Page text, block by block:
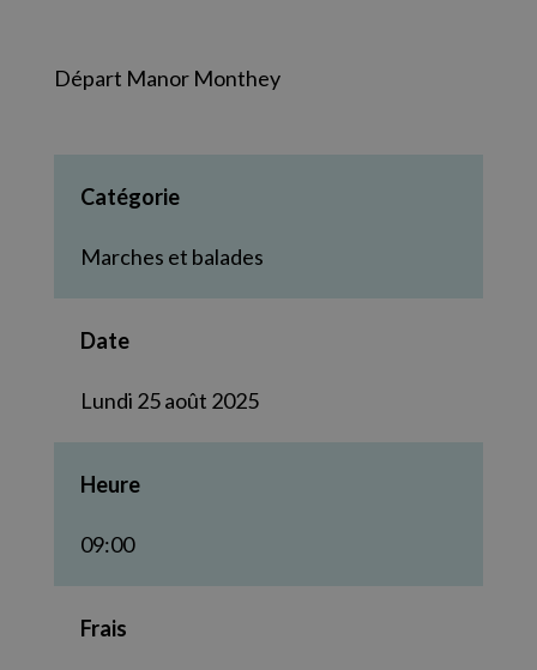
Départ Manor Monthey
Catégorie
Marches et balades
Date
Lundi 25 août 2025
Heure
09:00
Frais